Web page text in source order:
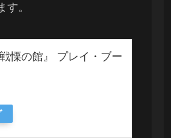
。
慄の館』 プレイ・ブー